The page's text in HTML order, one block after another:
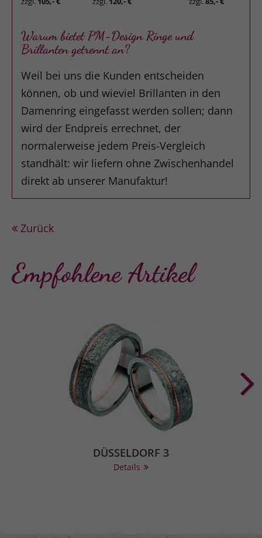
Warum bietet PM-Design Ringe und
Brillanten getrennt an?
Weil bei uns die Kunden entscheiden
können, ob und wieviel Brillanten in den
Damenring eingefasst werden sollen; dann
wird der Endpreis errechnet, der
normalerweise jedem Preis-Vergleich
standhält: wir liefern ohne Zwischenhandel
direkt ab unserer Manufaktur!
Zurück
Empfohlene Artikel
DÜSSELDORF 3
Details